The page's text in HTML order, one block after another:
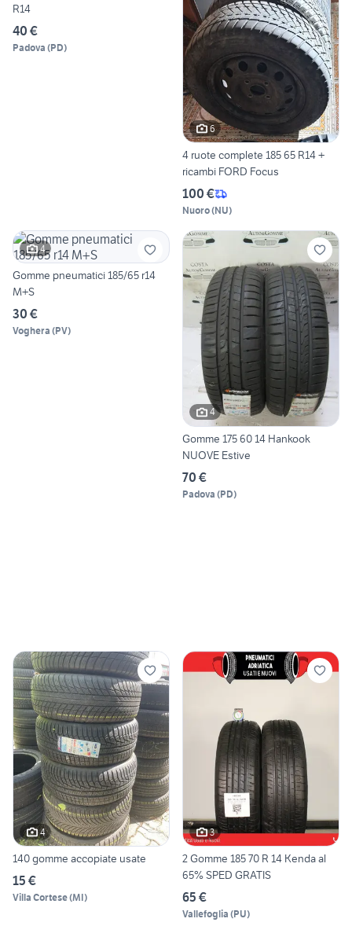
R14
40 €
Padova (PD)
6
4 ruote complete 185 65 R14 +
ricambi FORD Focus
100 €
Nuoro(NU)
4
Gomme pneumatici 185/65 r14
M+S
30 €
Voghera (PV)
4
Gomme 175 60 14 Hankook
NUOVE Estive
70 €
Padova (PD)
4
140 gomme accopiate usate
15 €
Villa Cortese(MI)
3
2 Gomme 185 70 R 14 Kenda al
65% SPED GRATIS
65 €
Vallefoglia (PU)